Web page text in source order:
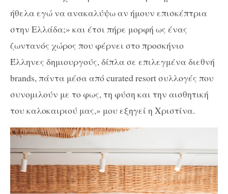
ήθελα εγώ να ανακαλύψω αν ήμουν επισκέπτρια
στην Ελλάδα;» και έτσι πήρε μορφή ως ένας
ζωντανός χώρος που φέρνει στο προσκήνιο
Έλληνες δημιουργούς, δίπλα σε επιλεγμένα διεθνή
brands, πάντα μέσα από curated resort συλλογές που
συνομιλούν με το φως, τη φύση και την αισθητική
του καλοκαιριού μας,» μου εξηγεί η Χριστίνα.